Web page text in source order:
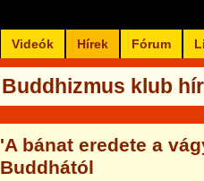
Videók Hírek Fórum
Buddhizmus klub
'A bánat eredete a
Buddhától